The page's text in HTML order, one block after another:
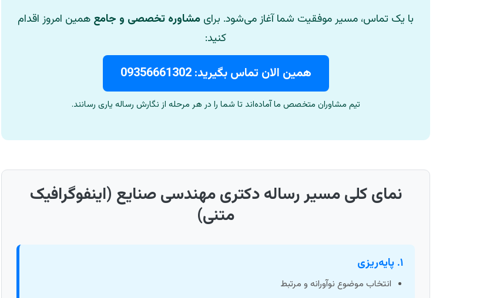
با یک تماس، مسیر موفقیت شما آغاز می‌شود. برای مشاوره تخصصی و جامع همین امروز اقدام
کنید:
همین الان تماس بگیرید: 09356661302
تیم مشاوران متخصص ما آماده‌اند تا شما را در هر مرحله از نگارش رساله یاری رسانند.
نمای کلی مسیر رساله دکتری مهندسی صنایع (اینفوگرافیک
متنی)
۱. پایه‌ریزی
انتخاب موضوع نوآورانه و مرتبط